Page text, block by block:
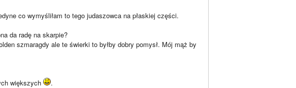
co wymyśliłam to tego judaszowca na płaskiej części.
da radę na skarpie?
szmaragdy ale te świerki to byłby dobry pomysł. Mój mąż by
większych
.